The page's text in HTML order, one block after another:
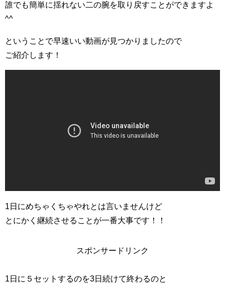
誰でも簡単に揺れない二の腕を取り戻すことができますよ
^^
ということで早速いい動画が見つかりましたので
ご紹介します！
1日にめちゃくちゃやれとは言いませんけど
とにかく継続させることが一番大事です！！
スポンサードリンク
1日に５セットするのを3日続けて終わるのと